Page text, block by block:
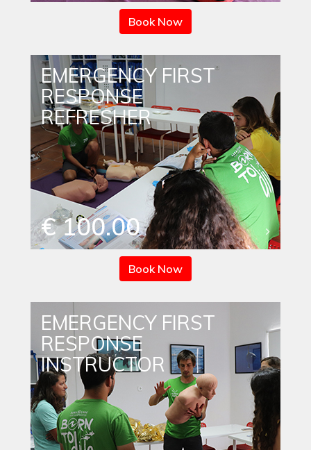
Book Now
EMERGENCY FIRST
RESPONSE
REFRESHER
€ 100.00
Book Now
EMERGENCY FIRST
RESPONSE
INSTRUCTOR